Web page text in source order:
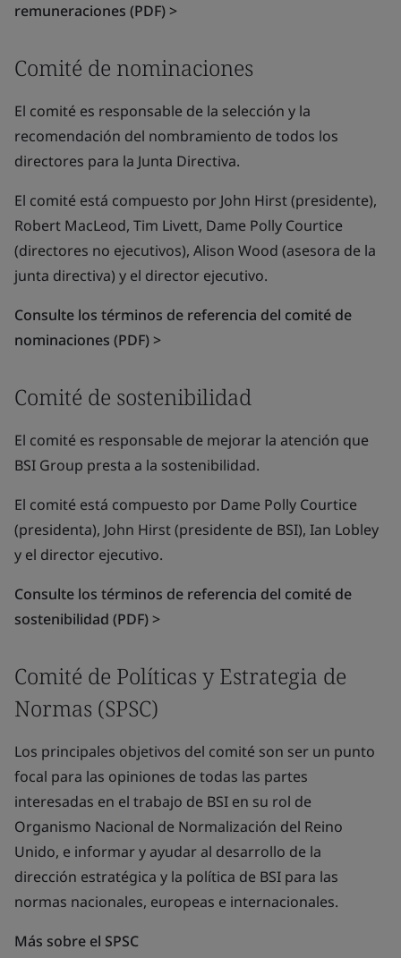
remuneraciones (PDF) >
Comité de nominaciones
El comité es responsable de la selección y la
recomendación del nombramiento de todos los
directores para la Junta Directiva.
El comité está compuesto por John Hirst (presidente),
Robert MacLeod, Tim Livett, Dame Polly Courtice
(directores no ejecutivos), Alison Wood (asesora de la
junta directiva) y el director ejecutivo.
Consulte los términos de referencia del comité de
nominaciones (PDF) >
Comité de sostenibilidad
El comité es responsable de mejorar la atención que
BSI Group presta a la sostenibilidad.
El comité está compuesto por Dame Polly Courtice
(presidenta), John Hirst (presidente de BSI), Ian Lobley
y el director ejecutivo.
Consulte los términos de referencia del comité de
sostenibilidad (PDF) >
Comité de Políticas y Estrategia de
Normas (SPSC)
Los principales objetivos del comité son ser un punto
focal para las opiniones de todas las partes
interesadas en el trabajo de BSI en su rol de
Organismo Nacional de Normalización del Reino
Unido, e informar y ayudar al desarrollo de la
dirección estratégica y la política de BSI para las
normas nacionales, europeas e internacionales.
Más sobre el SPSC